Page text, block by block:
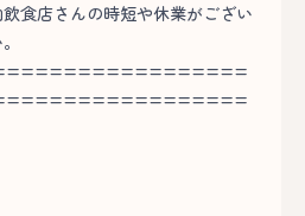
食店さんの時短や休業がござい